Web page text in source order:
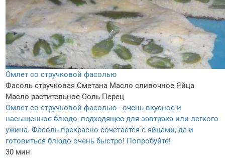
Омлет со стручковой фасолью
Фасоль стручковая Сметана Масло сливочное Яйца
Масло растительное Соль Перец
Омлет со стручковой фасолью - очень вкусное и
насыщенное блюдо, подходящее для завтрака или легкого
ужина. Фасоль прекрасно сочетается с яйцами, да и
готовиться блюдо очень быстро! Попробуйте!
30 мин